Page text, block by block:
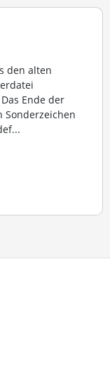
den alten
Ende der
Sonderzeichen